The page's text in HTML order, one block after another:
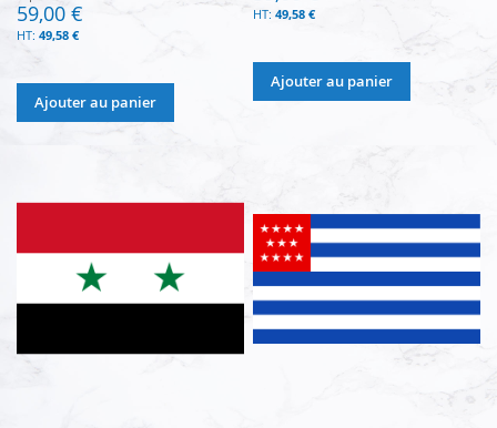
59,00 €
49,58 €
Ajouter au panier
49,58 €
Ajouter au panier